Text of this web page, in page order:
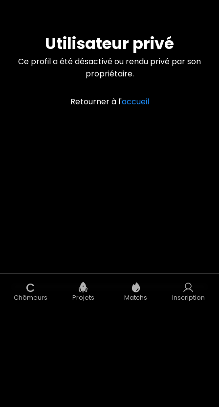
Utilisateur privé
Ce profil a été désactivé ou rendu privé par son
propriétaire.
Retourner à l'accueil
C
Chômeurs Projets Matchs Inscription